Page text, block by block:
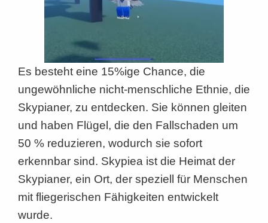
Es besteht eine 15%ige Chance, die
ungewöhnliche nicht-menschliche Ethnie, die
Skypianer, zu entdecken. Sie können gleiten
und haben Flügel, die den Fallschaden um
50 % reduzieren, wodurch sie sofort
erkennbar sind. Skypiea ist die Heimat der
Skypianer, ein Ort, der speziell für Menschen
mit fliegerischen Fähigkeiten entwickelt
wurde.